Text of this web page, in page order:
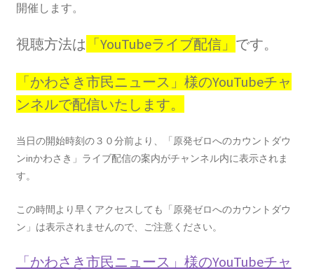
さき 集会
2014.10.13 「今こそ９条inかわさき」大集会 第二分
科会【原発は人権問題だ】 福島からの発言
2022.3.13 第11回原発ゼロへのカウントダウンinかわ
さき 集会
き 集会
開催します。
視聴方法は 「YouTubeライブ配信」 です。
「かわさき市民ニュース」様のYouTubeチャ
ンネルで配信いたします。
当日の開始時刻の３０分前より、「原発ゼロへのカウントダウ
ンinかわさき」ライブ配信の案内がチャンネル内に表示されま
す。
この時間より早くアクセスしても「原発ゼロへのカウントダウ
ン」は表示されませんので、ご注意ください。
「かわさき市民ニュース」様のYouTubeチャ